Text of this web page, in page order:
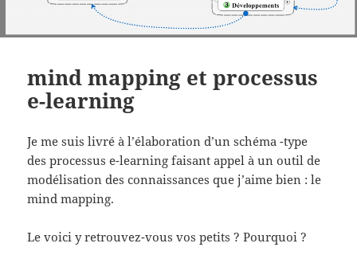
mind mapping et processus
e-learning
Je me suis livré à l’élaboration d’un schéma -type
des processus e-learning faisant appel à un outil de
modélisation des connaissances que j’aime bien : le
mind mapping.
Le voici y retrouvez-vous vos petits ? Pourquoi ?